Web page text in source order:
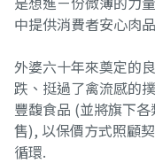
中提供消費者安心肉
外婆六十年來奠定的
跌、挺過了禽流感的
豐馥食品 (並將旗下
售), 以保價方式照顧
循環.